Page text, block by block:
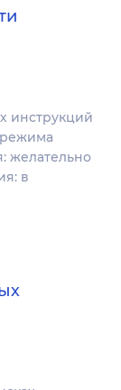
инструкций
желательно
в